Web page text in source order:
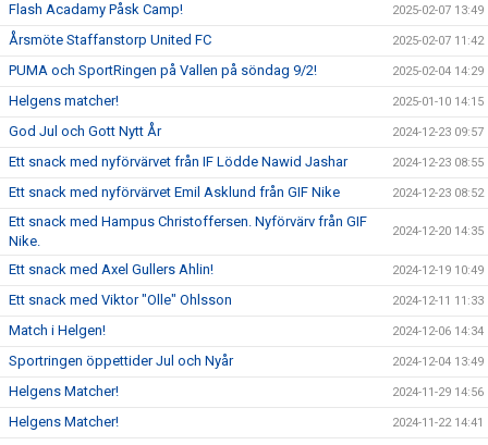
Flash Acadamy Påsk Camp! 2025-02-07 13:49
Årsmöte Staffanstorp United FC 2025-02-07 11:42
PUMA och SportRingen på Vallen på söndag 9/2! 2025-02-04 14:29
Helgens matcher! 2025-01-10 14:15
God Jul och Gott Nytt År 2024-12-23 09:57
Ett snack med nyförvärvet från IF Lödde Nawid Jashar 2024-12-23 08:55
Ett snack med nyförvärvet Emil Asklund från GIF Nike 2024-12-23 08:52
Ett snack med Hampus Christoffersen. Nyförvärv från GIF
Nike.
2024-12-20 14:35
Ett snack med Axel Gullers Ahlin! 2024-12-19 10:49
Ett snack med Viktor "Olle" Ohlsson 2024-12-11 11:33
Match i Helgen! 2024-12-06 14:34
Sportringen öppettider Jul och Nyår 2024-12-04 13:49
Helgens Matcher! 2024-11-29 14:56
Helgens Matcher! 2024-11-22 14:41